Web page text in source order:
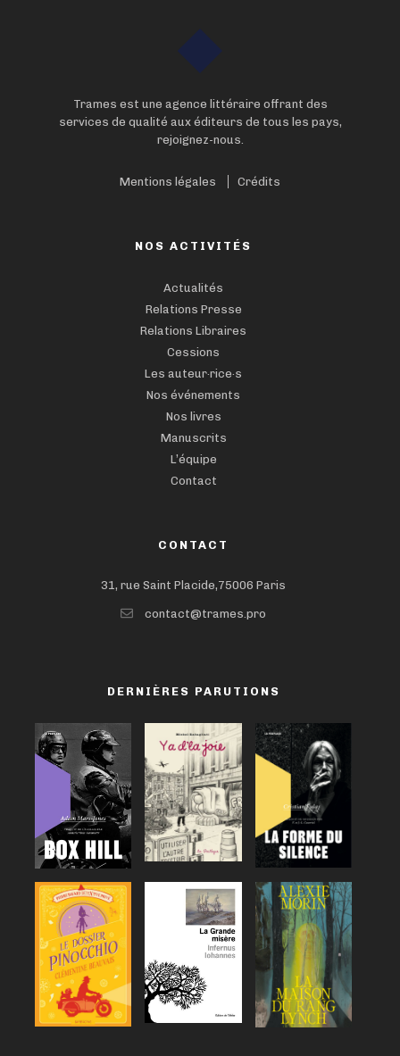
Trames est une agence littéraire offrant des
services de qualité aux éditeurs de tous les pays,
rejoignez-nous.
Mentions légales Crédits
NOS ACTIVITÉS
Actualités
Relations Presse
Relations Libraires
Cessions
Les auteur·rice·s
Nos événements
Nos livres
Manuscrits
L’équipe
Contact
CONTACT
31, rue Saint Placide,75006 Paris
contact@trames.pro
DERNIÈRES PARUTIONS